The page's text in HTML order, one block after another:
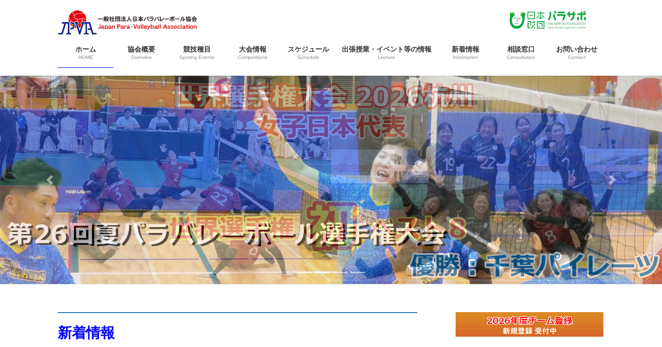
ス
キ
ッ
プ
ン
に
移
動
ホーム
HOME
協会概要
Overview
競技種目
Spoting Events
大会情報
Competitions
スケジュール
Schedule
出張授業・イベント等の情報
Lecture
新着情報
Information
相談窓口
Consultation
お問い合わせ
Contact
Previous Next
新着情報